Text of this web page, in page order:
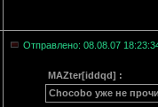
Отправлено: 08.08.07
MAZter[iddqd] :
Chocobo уже не